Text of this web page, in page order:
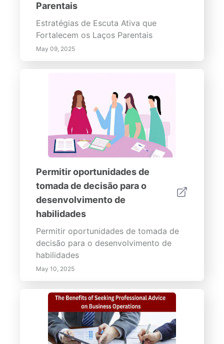
Parentais
Estratégias de Escuta Ativa que
Fortalecem os Laços Parentais
May 09, 2025
Permitir oportunidades de
tomada de decisão para o
desenvolvimento de
habilidades
Permitir oportunidades de tomada de
decisão para o desenvolvimento de
habilidades
May 10, 2025